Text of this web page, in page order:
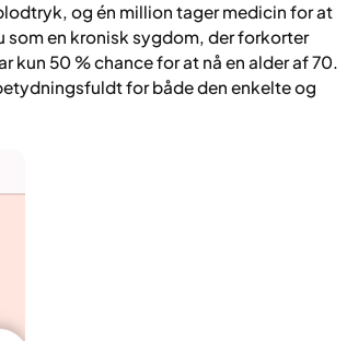
og én million tager medicin for at
en kronisk sygdom, der forkorter
kun 50 % chance for at nå en alder af 70.
for både den enkelte og